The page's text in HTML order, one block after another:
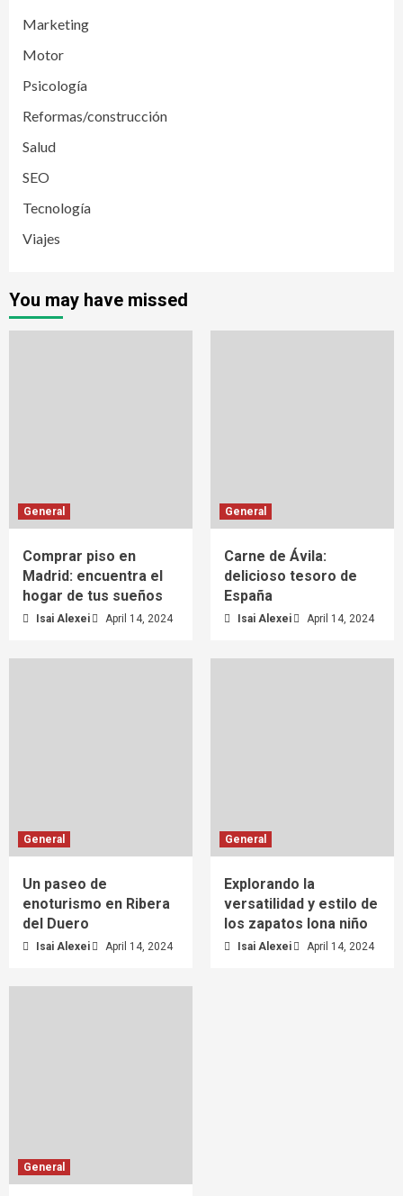
Marketing
Motor
Psicología
Reformas/construcción
Salud
SEO
Tecnología
Viajes
You may have missed
General
Comprar piso en
Madrid: encuentra el
hogar de tus sueños
Isai Alexei April 14, 2024
General
Carne de Ávila:
delicioso tesoro de
España
Isai Alexei April 14, 2024
General
Un paseo de
enoturismo en Ribera
del Duero
Isai Alexei April 14, 2024
General
Explorando la
versatilidad y estilo de
los zapatos lona niño
Isai Alexei April 14, 2024
General